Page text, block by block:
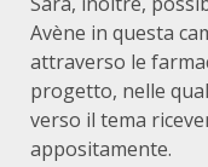
Avène in questa
attraverso le
progetto, nelle
verso il tema
appositamente.